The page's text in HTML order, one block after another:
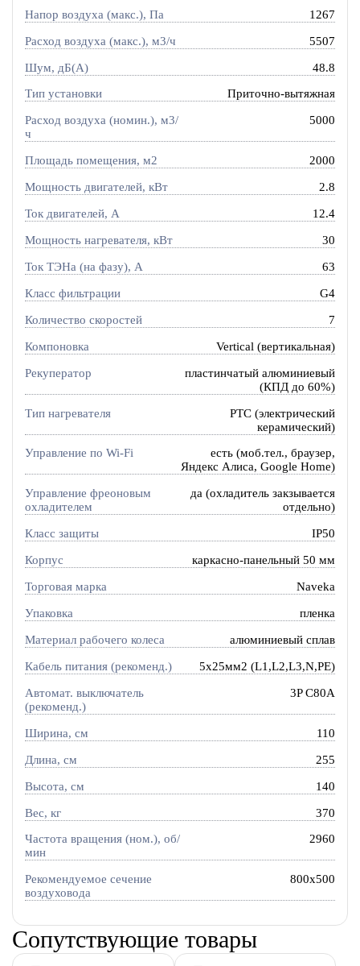
Напор воздуха (макс.), Па 1267
Расход воздуха (макс.), м3/ч 5507
Шум, дБ(А) 48.8
Тип установки Приточно-вытяжная
Расход воздуха (номин.), м3/
ч
5000
Площадь помещения, м2 2000
Мощность двигателей, кВт 2.8
Ток двигателей, А 12.4
Мощность нагревателя, кВт 30
Ток ТЭНа (на фазу), А 63
Класс фильтрации G4
Количество скоростей 7
Компоновка Vertical (вертикальная)
Рекуператор
пластинчатый алюминиевый
(КПД до 60%)
Тип нагревателя
PTC (электрический
керамический)
Управление по Wi-Fi
есть (моб.тел., браузер,
Яндекс Алиса, Google Home)
Управление фреоновым
охладителем
да (охладитель закзывается
отдельно)
Класс защиты IP50
Корпус каркасно-панельный 50 мм
Торговая марка Naveka
Упаковка пленка
Материал рабочего колеса алюминиевый сплав
Кабель питания (рекоменд.) 5х25мм2 (L1,L2,L3,N,PE)
Автомат. выключатель
(рекоменд.)
3P C80A
Ширина, см 110
Длина, см 255
Высота, см 140
Вес, кг 370
Частота вращения (ном.), об/
мин
2960
Рекомендуемое сечение
воздуховода
800x500
Сопутствующие товары